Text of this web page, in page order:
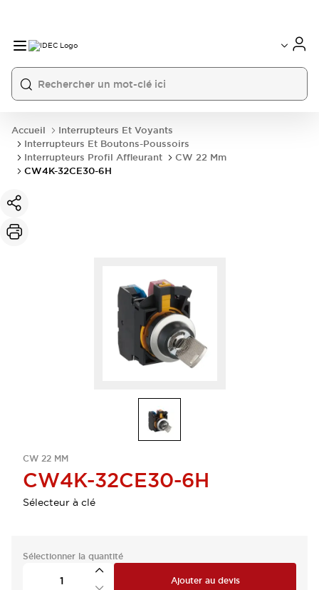
Accueil
Interrupteurs Et Voyants
Interrupteurs Et Boutons-Poussoirs
Interrupteurs Profil Affleurant
CW 22 Mm
CW4K-32CE30-6H
CW 22 MM
CW4K-32CE30-6H
Sélecteur à clé
Sélectionner la quantité
Ajouter au devis